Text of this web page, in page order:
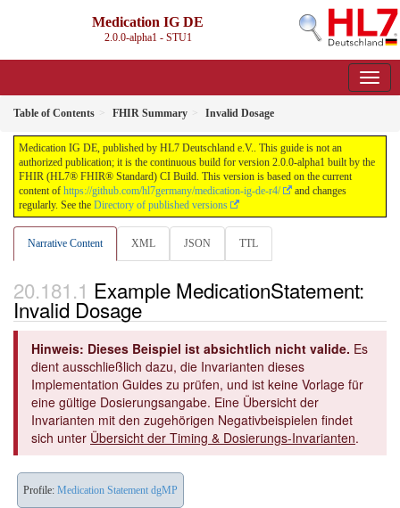
Medication IG DE
2.0.0-alpha1 - STU1
Table of Contents FHIR Summary Invalid Dosage
Medication IG DE, published by HL7 Deutschland e.V.. This guide is not an
authorized publication; it is the continuous build for version 2.0.0-alpha1 built by the
FHIR (HL7® FHIR® Standard) CI Build. This version is based on the current
content of https://github.com/hl7germany/medication-ig-de-r4/
and changes
regularly. See the Directory of published versions
Narrative Content XML JSON TTL
Example MedicationStatement:
Invalid Dosage
Hinweis: Dieses Beispiel ist absichtlich nicht valide. Es
dient ausschließlich dazu, die Invarianten dieses
Implementation Guides zu prüfen, und ist keine Vorlage für
eine gültige Dosierungsangabe. Eine Übersicht der
Invarianten mit den zugehörigen Negativbeispielen findet
sich unter Übersicht der Timing & Dosierungs-Invarianten.
Profile: Medication Statement dgMP